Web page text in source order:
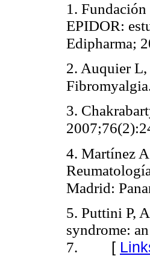
1.
EPIDOR:
Edipharma;
2. Auquier L,
3.
4. Martínez
Madrid:
5. Puttini P,
syndrome:
7. [